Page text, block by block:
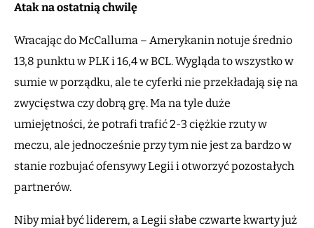
Atak na ostatnią chwilę
Wracając do McCalluma – Amerykanin notuje średnio
13,8 punktu w PLK i 16,4 w BCL. Wygląda to wszystko w
sumie w porządku, ale te cyferki nie przekładają się na
zwycięstwa czy dobrą grę. Ma na tyle duże
umiejętności, że potrafi trafić 2-3 ciężkie rzuty w
meczu, ale jednocześnie przy tym nie jest za bardzo w
stanie rozbujać ofensywy Legii i otworzyć pozostałych
partnerów.
Niby miał być liderem, a Legii słabe czwarte kwarty już